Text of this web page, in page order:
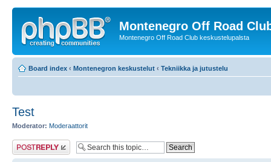
Montenegro Off Road
Montenegro Off Road Club keskustelupalsta
Board index ‹ Montenegron keskustelut ‹ Tekniikka ja jutustelu
Test
Moderator: Moderaattorit
Post a reply